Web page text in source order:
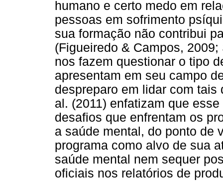
humano e certo medo em
pessoas em sofrimento
sua formação não contribui
(Figueiredo & Campos,
nos fazem questionar o tipo
apresentam em seu campo
despreparo em lidar com
al. (2011) enfatizam que
desafios que enfrentam os
a saúde mental, do ponto de
programa como alvo de sua
saúde mental nem sequer
oficiais nos relatórios de